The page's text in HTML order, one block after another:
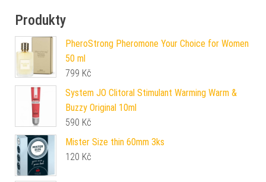
Produkty
PheroStrong Pheromone Your Choice for Women
50 ml
799 Kč
System JO Clitoral Stimulant Warming Warm &
Buzzy Original 10ml
590 Kč
Mister Size thin 60mm 3ks
120 Kč